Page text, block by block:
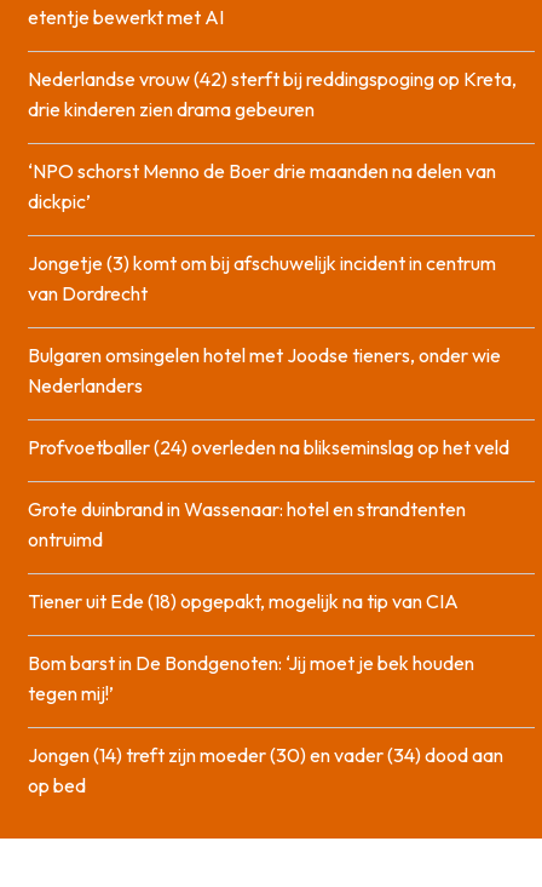
etentje bewerkt met AI
Nederlandse vrouw (42) sterft bij reddingspoging op Kreta,
drie kinderen zien drama gebeuren
‘NPO schorst Menno de Boer drie maanden na delen van
dickpic’
Jongetje (3) komt om bij afschuwelijk incident in centrum
van Dordrecht
Bulgaren omsingelen hotel met Joodse tieners, onder wie
Nederlanders
Profvoetballer (24) overleden na blikseminslag op het veld
Grote duinbrand in Wassenaar: hotel en strandtenten
ontruimd
Tiener uit Ede (18) opgepakt, mogelijk na tip van CIA
Bom barst in De Bondgenoten: ‘Jij moet je bek houden
tegen mij!’
Jongen (14) treft zijn moeder (30) en vader (34) dood aan
op bed